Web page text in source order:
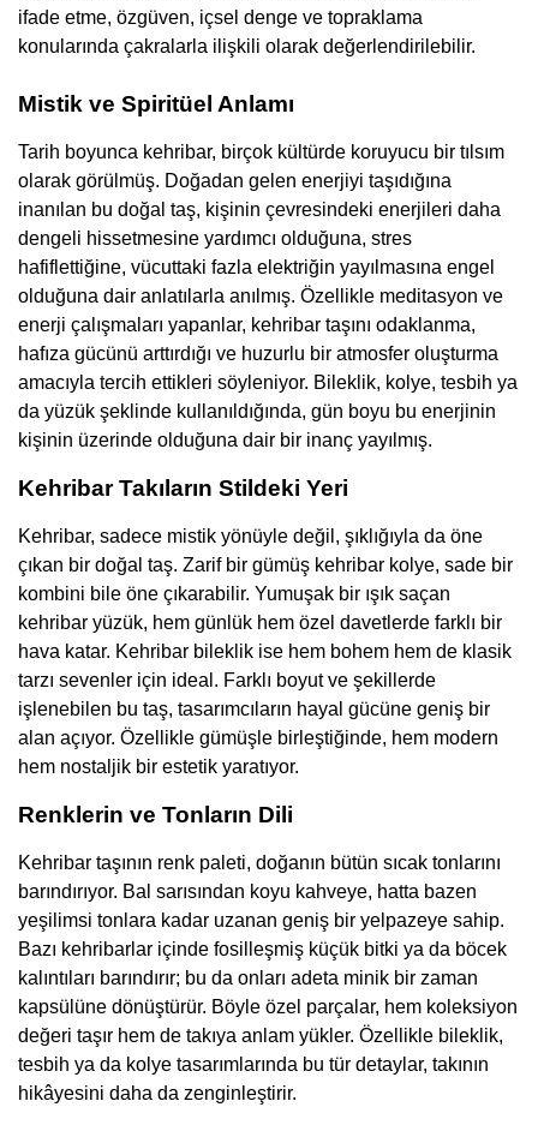
ifade etme, özgüven, içsel denge ve topraklama
konularında çakralarla ilişkili olarak değerlendirilebilir.
Mistik ve Spiritüel Anlamı
Tarih boyunca kehribar, birçok kültürde koruyucu bir tılsım
olarak görülmüş. Doğadan gelen enerjiyi taşıdığına
inanılan bu doğal taş, kişinin çevresindeki enerjileri daha
dengeli hissetmesine yardımcı olduğuna, stres
hafiflettiğine, vücuttaki fazla elektriğin yayılmasına engel
olduğuna dair anlatılarla anılmış. Özellikle meditasyon ve
enerji çalışmaları yapanlar, kehribar taşını odaklanma,
hafıza gücünü arttırdığı ve huzurlu bir atmosfer oluşturma
amacıyla tercih ettikleri söyleniyor. Bileklik, kolye, tesbih ya
da yüzük şeklinde kullanıldığında, gün boyu bu enerjinin
kişinin üzerinde olduğuna dair bir inanç yayılmış.
Kehribar Takıların Stildeki Yeri
Kehribar, sadece mistik yönüyle değil, şıklığıyla da öne
çıkan bir doğal taş. Zarif bir gümüş kehribar kolye, sade bir
kombini bile öne çıkarabilir. Yumuşak bir ışık saçan
kehribar yüzük, hem günlük hem özel davetlerde farklı bir
hava katar. Kehribar bileklik ise hem bohem hem de klasik
tarzı sevenler için ideal. Farklı boyut ve şekillerde
işlenebilen bu taş, tasarımcıların hayal gücüne geniş bir
alan açıyor. Özellikle gümüşle birleştiğinde, hem modern
hem nostaljik bir estetik yaratıyor.
Renklerin ve Tonların Dili
Kehribar taşının renk paleti, doğanın bütün sıcak tonlarını
barındırıyor. Bal sarısından koyu kahveye, hatta bazen
yeşilimsi tonlara kadar uzanan geniş bir yelpazeye sahip.
Bazı kehribarlar içinde fosilleşmiş küçük bitki ya da böcek
kalıntıları barındırır; bu da onları adeta minik bir zaman
kapsülüne dönüştürür. Böyle özel parçalar, hem koleksiyon
değeri taşır hem de takıya anlam yükler. Özellikle bileklik,
tesbih ya da kolye tasarımlarında bu tür detaylar, takının
hikâyesini daha da zenginleştirir.